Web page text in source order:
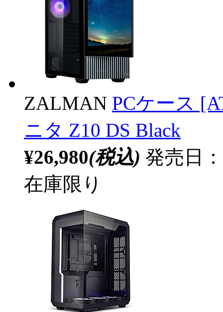
ZALMAN PCケース
ニタ Z10 DS Black
¥26,980(税込) 発売日
在庫限り